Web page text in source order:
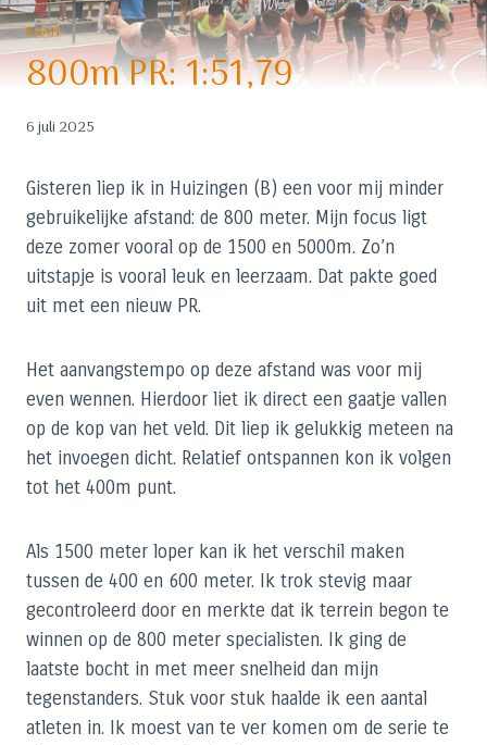
BAAN
800m PR: 1:51,79
6 juli 2025
Gisteren liep ik in Huizingen (B) een voor mij minder
gebruikelijke afstand: de 800 meter. Mijn focus ligt
deze zomer vooral op de 1500 en 5000m. Zo’n
uitstapje is vooral leuk en leerzaam. Dat pakte goed
uit met een nieuw PR.
Het aanvangstempo op deze afstand was voor mij
even wennen. Hierdoor liet ik direct een gaatje vallen
op de kop van het veld. Dit liep ik gelukkig meteen na
het invoegen dicht. Relatief ontspannen kon ik volgen
tot het 400m punt.
Als 1500 meter loper kan ik het verschil maken
tussen de 400 en 600 meter. Ik trok stevig maar
gecontroleerd door en merkte dat ik terrein begon te
winnen op de 800 meter specialisten. Ik ging de
laatste bocht in met meer snelheid dan mijn
tegenstanders. Stuk voor stuk haalde ik een aantal
atleten in. Ik moest van te ver komen om de serie te